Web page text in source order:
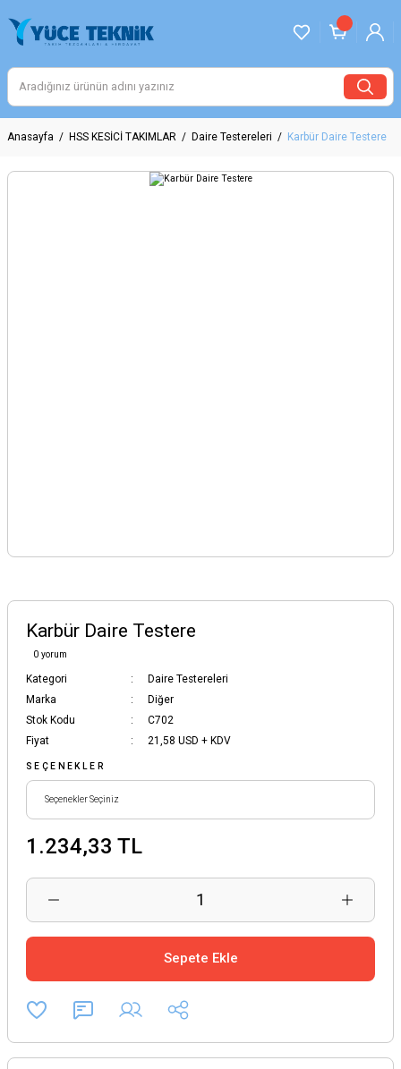
Anasayfa HSS KESİCİ TAKIMLAR Daire Testereleri Karbür Daire Testere
Karbür Daire Testere
0 yorum
Kategori
Daire Testereleri
Marka
Diğer
Stok Kodu
C702
Fiyat
21,58 USD + KDV
SEÇENEKLER
1.234,33 TL
Sepete Ekle